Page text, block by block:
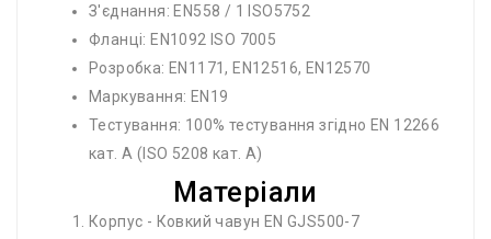
З'єднання: EN558 / 1 ISO5752
Фланці: EN1092 ISO 7005
Розробка: EN1171, EN12516, EN12570
Маркування: EN19
Тестування: 100% тестування згідно EN 12266
кат. A (ISO 5208 кат. A)
Матеріали
Корпус - Ковкий чавун EN GJS500-7